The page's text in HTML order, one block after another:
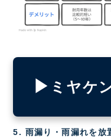
▶ ミヤケ
5. 雨漏り・雨漏れを放